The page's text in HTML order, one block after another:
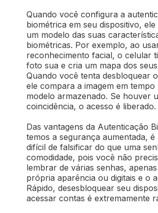
Quando você configura a
biométrica em seu dispositivo,
um modelo das suas
biométricas. Por exemplo, ao
reconhecimento facial, o celular
foto sua e cria um mapa dos
Quando você tenta desbloquear
ele compara a imagem em
modelo armazenado. Se houver
coincidência, o acesso é liberado.
Das vantagens da Autenticação
temos a segurança aumentada, é
difícil de falsificar do que uma
comodidade, pois você não
lembrar de várias senhas,
própria aparência ou digitais e o
Rápido, desesbloquear seu
acessar contas é extremamente